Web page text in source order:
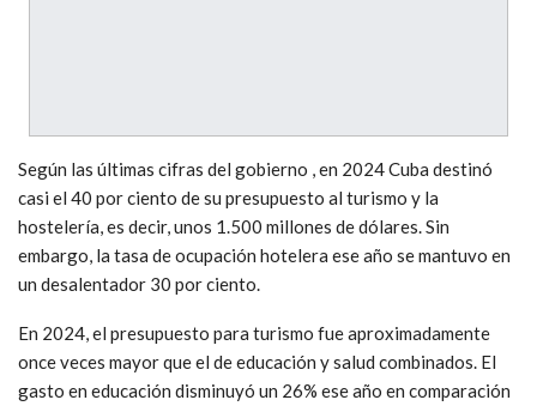
Según las últimas cifras del gobierno , en 2024 Cuba destinó
casi el 40 por ciento de su presupuesto al turismo y la
hostelería, es decir, unos 1.500 millones de dólares. Sin
embargo, la tasa de ocupación hotelera ese año se mantuvo en
un desalentador 30 por ciento.
En 2024, el presupuesto para turismo fue aproximadamente
once veces mayor que el de educación y salud combinados. El
gasto en educación disminuyó un 26% ese año en comparación